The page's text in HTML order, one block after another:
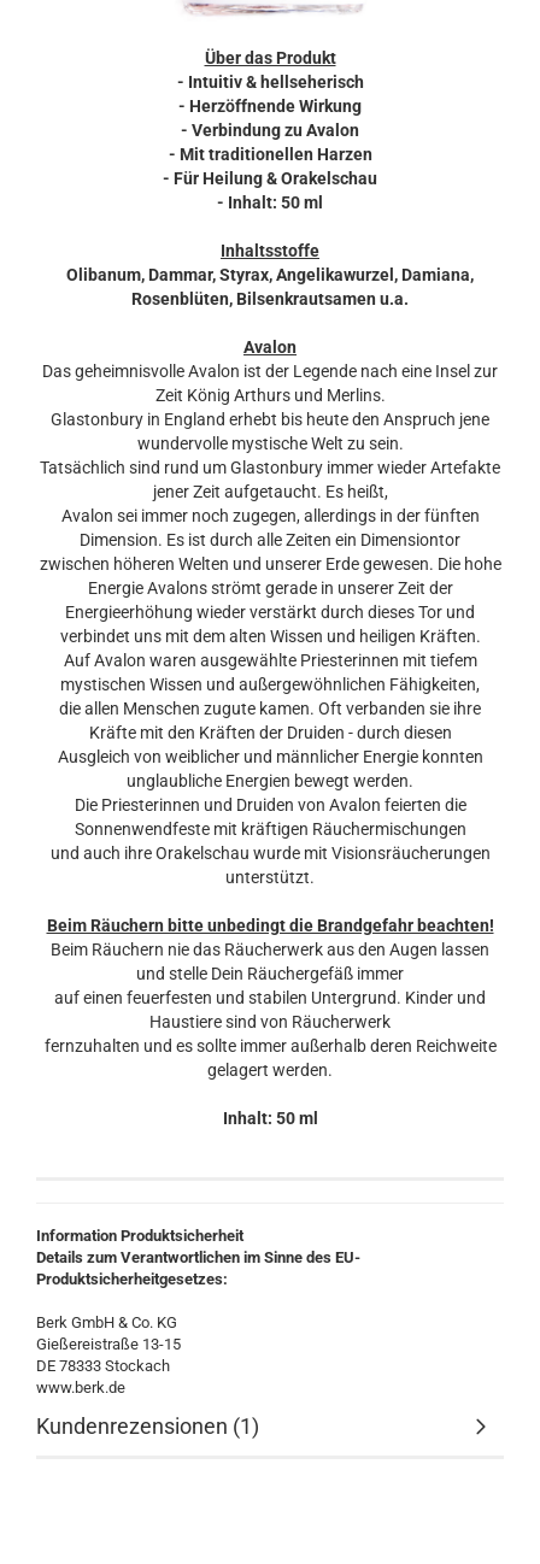
Über das Produkt
- Intuitiv & hellseherisch
- Herzöffnende Wirkung
- Verbindung zu Avalon
- Mit traditionellen Harzen
- Für Heilung & Orakelschau
- Inhalt: 50 ml
Inhaltsstoffe
Olibanum, Dammar, Styrax, Angelikawurzel, Damiana,
Rosenblüten, Bilsenkrautsamen u.a.
Avalon
Das geheimnisvolle Avalon ist der Legende nach eine Insel zur
Zeit König Arthurs und Merlins.
Glastonbury in England erhebt bis heute den Anspruch jene
wundervolle mystische Welt zu sein.
Tatsächlich sind rund um Glastonbury immer wieder Artefakte
jener Zeit aufgetaucht. Es heißt,
Avalon sei immer noch zugegen, allerdings in der fünften
Dimension. Es ist durch alle Zeiten ein Dimensiontor
zwischen höheren Welten und unserer Erde gewesen. Die hohe
Energie Avalons strömt gerade in unserer Zeit der
Energieerhöhung wieder verstärkt durch dieses Tor und
verbindet uns mit dem alten Wissen und heiligen Kräften.
Auf Avalon waren ausgewählte Priesterinnen mit tiefem
mystischen Wissen und außergewöhnlichen Fähigkeiten,
die allen Menschen zugute kamen. Oft verbanden sie ihre
Kräfte mit den Kräften der Druiden - durch diesen
Ausgleich von weiblicher und männlicher Energie konnten
unglaubliche Energien bewegt werden.
Die Priesterinnen und Druiden von Avalon feierten die
Sonnenwendfeste mit kräftigen Räuchermischungen
und auch ihre Orakelschau wurde mit Visionsräucherungen
unterstützt.
Beim Räuchern bitte unbedingt die Brandgefahr beachten!
Beim Räuchern nie das Räucherwerk aus den Augen lassen
und stelle Dein Räuchergefäß immer
auf einen feuerfesten und stabilen Untergrund. Kinder und
Haustiere sind von Räucherwerk
fernzuhalten und es sollte immer außerhalb deren Reichweite
gelagert werden.
Inhalt: 50 ml
Information Produktsicherheit
Details zum Verantwortlichen im Sinne des EU-
Produktsicherheitgesetzes:
Berk GmbH & Co. KG
Gießereistraße 13-15
DE 78333 Stockach
www.berk.de
Kundenrezensionen (1)